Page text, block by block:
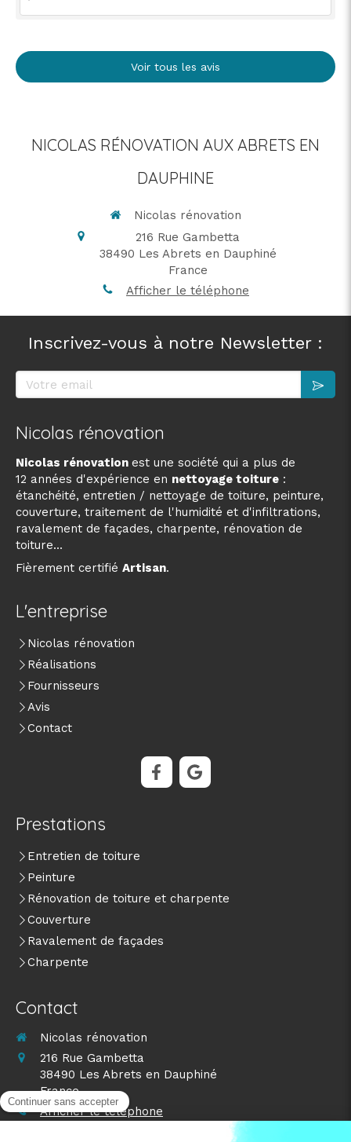
Voir tous les avis
NICOLAS RÉNOVATION AUX ABRETS EN
DAUPHINE
Nicolas rénovation
216 Rue Gambetta
38490 Les Abrets en Dauphiné
France
Afficher le téléphone
Inscrivez-vous à notre Newsletter :
Votre email
Nicolas rénovation
Nicolas rénovation est une société qui a plus de
12 années d'expérience en nettoyage toiture :
étanchéité, entretien / nettoyage de toiture, peinture,
couverture, traitement de l'humidité et d'infiltrations,
ravalement de façades, charpente, rénovation de
toiture...
Fièrement certifié Artisan.
L'entreprise
Nicolas rénovation
Réalisations
Fournisseurs
Avis
Contact
Prestations
Entretien de toiture
Peinture
Rénovation de toiture et charpente
Couverture
Ravalement de façades
Charpente
Contact
Nicolas rénovation
216 Rue Gambetta
38490 Les Abrets en Dauphiné
France
Afficher le téléphone